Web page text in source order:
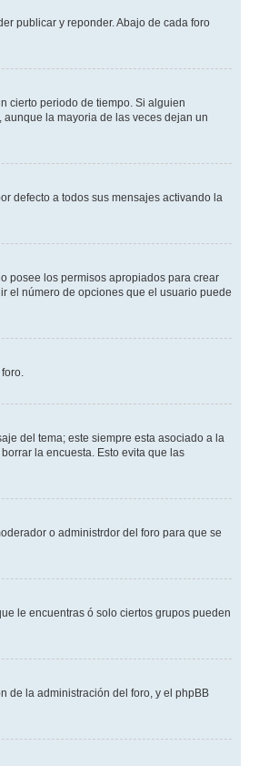
publicar y reponder. Abajo de cada foro
cierto periodo de tiempo. Si alguien
la mayoria de las veces dejan un
defecto a todos sus mensajes activando la
posee los permisos apropiados para crear
el número de opciones que el usuario puede
del tema; este siempre esta asociado a la
la encuesta. Esto evita que las
o administrdor del foro para que se
le encuentras ó solo ciertos grupos pueden
de la administración del foro, y el phpBB